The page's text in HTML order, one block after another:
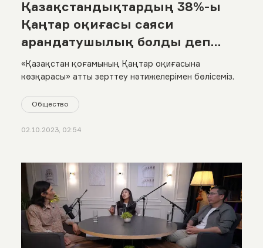
Қазақстандықтардың 38%-ы
Қаңтар оқиғасы саяси
арандатушылық болды деп
санайды
«Қазақстан қоғамының Қаңтар оқиғасына
көзқарасы» атты зерттеу нәтижелерімен бөлісеміз.
Общество
02.10.2023, 02:54